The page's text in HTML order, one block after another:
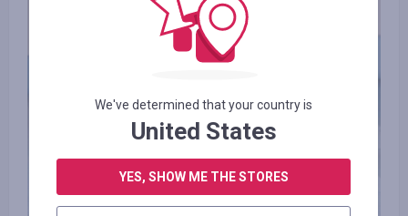
We've determined that your country is
United States
YES, SHOW ME THE STORES